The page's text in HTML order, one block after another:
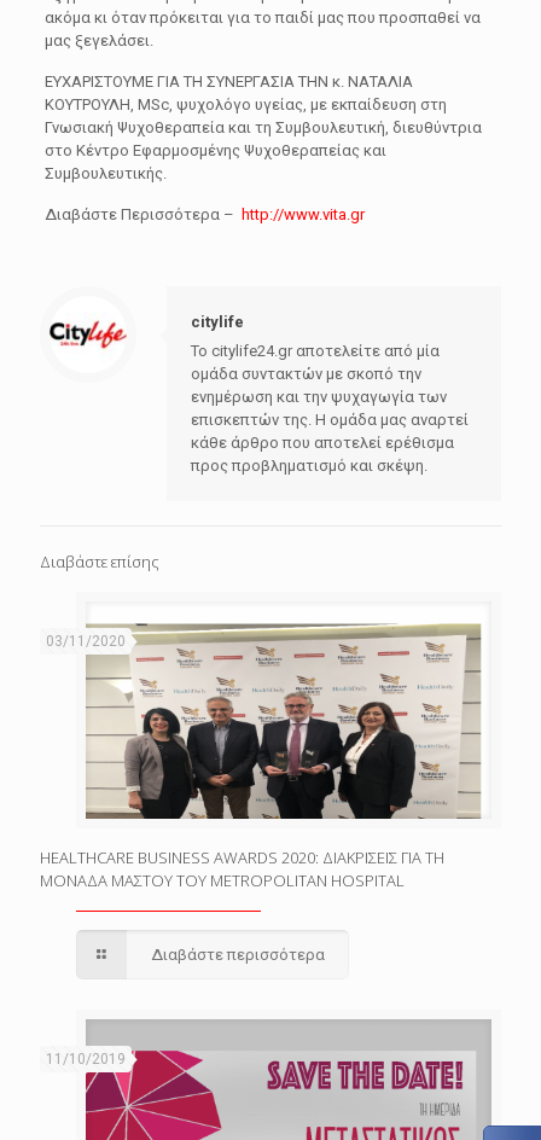
ακόμα κι όταν πρόκειται για το παιδί μας που προσπαθεί να
μας ξεγελάσει.
ΕΥΧΑΡΙΣΤΟΥΜΕ ΓΙΑ ΤΗ ΣΥΝΕΡΓΑΣΙΑ ΤΗΝ κ. ΝΑΤΑΛΙΑ
ΚΟΥΤΡΟΥΛΗ, MSc, ψυχολόγο υγείας, με εκπαίδευση στη
Γνωσιακή Ψυχοθεραπεία και τη Συμβουλευτική, διευθύντρια
στο Κέντρο Εφαρμοσμένης Ψυχοθεραπείας και
Συμβουλευτικής.
Διαβάστε Περισσότερα – http://www.vita.gr
citylife
Το citylife24.gr αποτελείτε από μία
ομάδα συντακτών με σκοπό την
ενημέρωση και την ψυχαγωγία των
επισκεπτών της. Η ομάδα μας αναρτεί
κάθε άρθρο που αποτελεί ερέθισμα
προς προβληματισμό και σκέψη.
Διαβάστε επίσης
03/11/2020
HEALTHCARE BUSINESS AWARDS 2020: ΔΙΑΚΡΙΣΕΙΣ ΓΙΑ ΤΗ
ΜΟΝΑΔΑ ΜΑΣΤΟΥ ΤΟΥ METROPOLITAN HOSPITAL
Διαβάστε περισσότερα
11/10/2019